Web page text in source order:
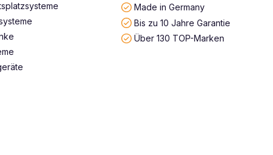
Made in Germany
Bis zu 10 Jahre Garantie
Über 130 TOP-Marken